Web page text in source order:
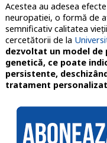
Acestea au adesea
neuropatiei, o formă de
semnificativ calitatea
cercetătorii de la
dezvoltat un model de
genetică, ce poate
persistente,
tratament